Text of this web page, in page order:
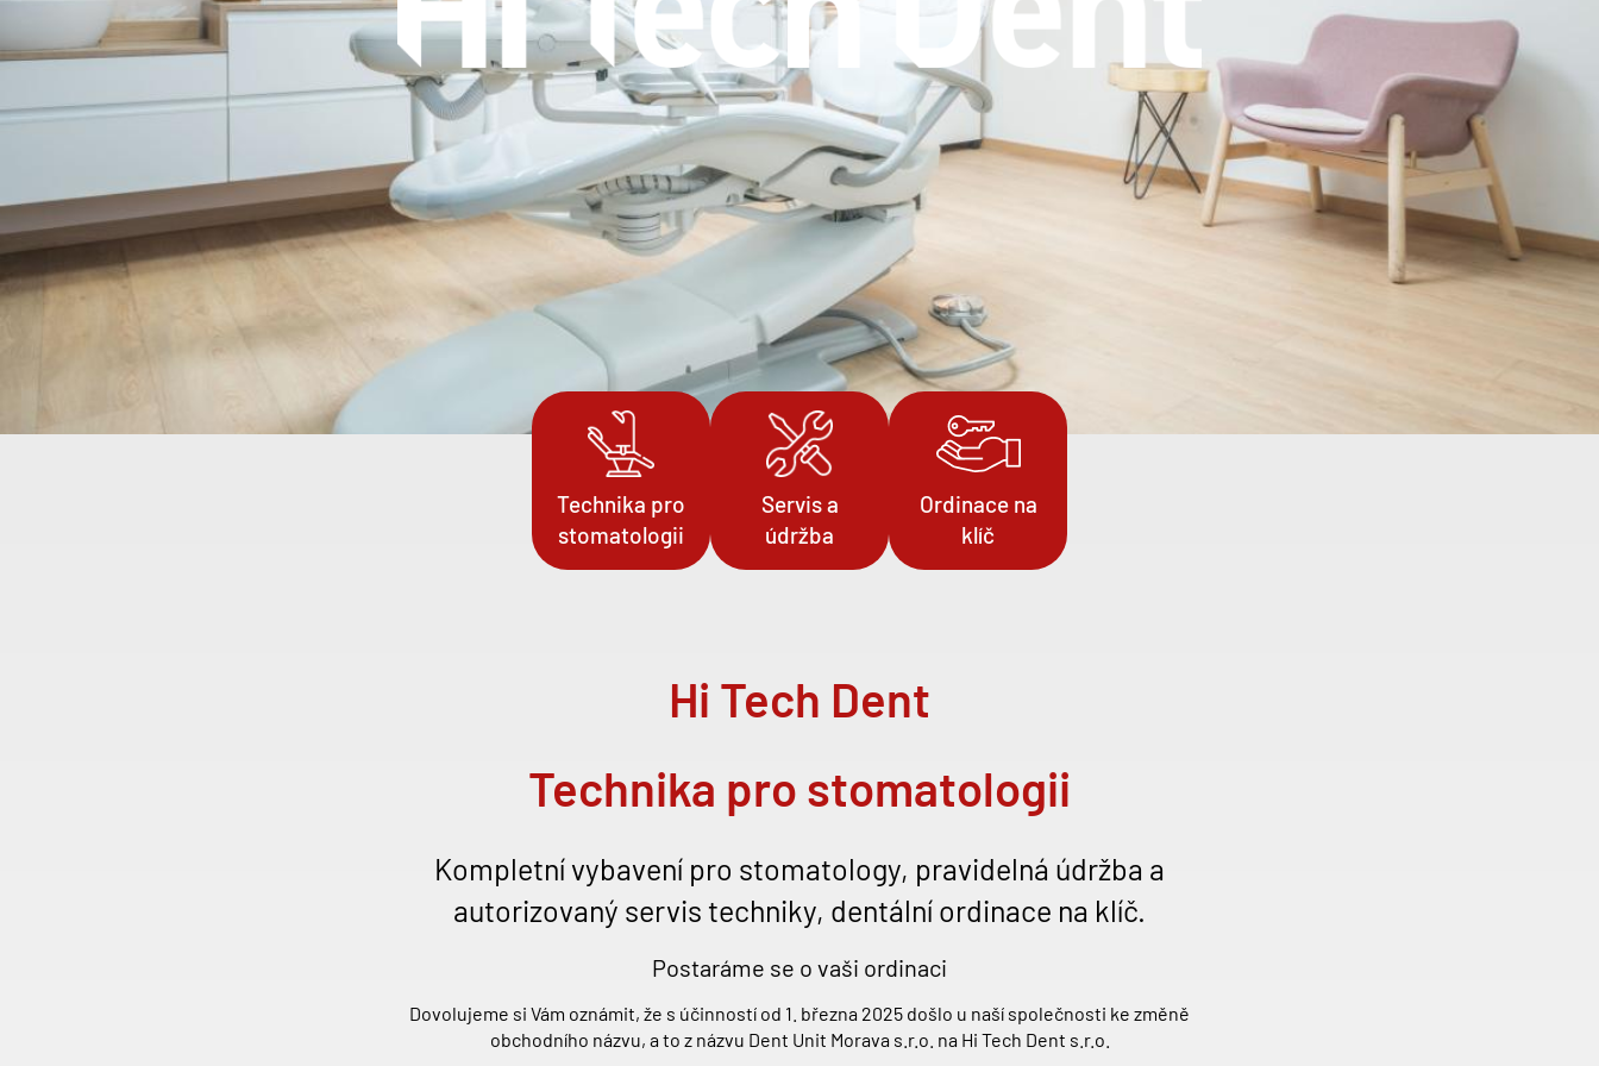
Technika pro
stomatologii
Servis a
údržba
Ordinace na
klíč
Hi Tech Dent
Technika pro stomatologii
Kompletní vybavení pro stomatology, pravidelná údržba a
autorizovaný servis techniky, dentální ordinace na klíč.
Postaráme se o vaši ordinaci
Dovolujeme si Vám oznámit, že s účinností od 1. března 2025 došlo u naší společnosti ke změně
obchodního názvu, a to z názvu Dent Unit Morava s.r.o. na Hi Tech Dent s.r.o.